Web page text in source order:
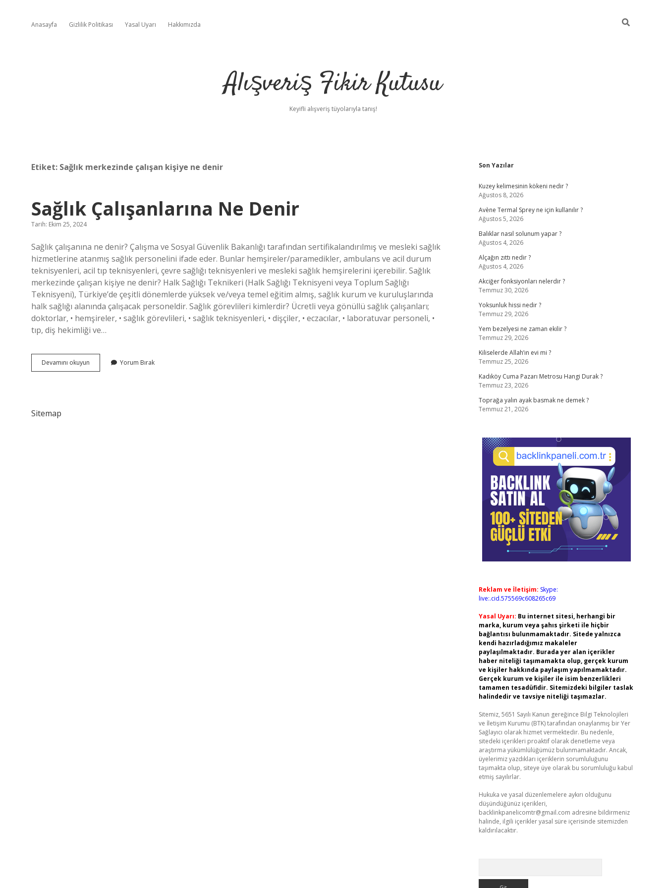
Anasayfa Gizlilik Politikası Yasal Uyarı Hakkımızda
Alışveriş Fikir Kutusu
Keyifli alışveriş tüyolarıyla tanış!
Etiket: Sağlık merkezinde çalışan kişiye ne denir
Sağlık Çalışanlarına Ne Denir
Tarih: Ekim 25, 2024
Sağlık çalışanına ne denir? Çalışma ve Sosyal Güvenlik Bakanlığı tarafından sertifikalandırılmış ve mesleki sağlık
hizmetlerine atanmış sağlık personelini ifade eder. Bunlar hemşireler/paramedikler, ambulans ve acil durum
teknisyenleri, acil tıp teknisyenleri, çevre sağlığı teknisyenleri ve mesleki sağlık hemşirelerini içerebilir. Sağlık
merkezinde çalışan kişiye ne denir? Halk Sağlığı Teknikeri (Halk Sağlığı Teknisyeni veya Toplum Sağlığı
Teknisyeni), Türkiye’de çeşitli dönemlerde yüksek ve/veya temel eğitim almış, sağlık kurum ve kuruluşlarında
halk sağlığı alanında çalışacak personeldir. Sağlık görevlileri kimlerdir? Ücretli veya gönüllü sağlık çalışanları;
doktorlar, • hemşireler, • sağlık görevlileri, • sağlık teknisyenleri, • dişçiler, • eczacılar, • laboratuvar personeli, •
tıp, diş hekimliği ve…
Devamını okuyun
Çalışanlarına
Yorum Bırak
Sitemap
Sidebar
Son Yazılar
Kuzey kelimesinin kökeni nedir ?
Ağustos 8, 2026
Avène Termal Sprey ne için kullanılır ?
Ağustos 5, 2026
Balıklar nasıl solunum yapar ?
Ağustos 4, 2026
Alçağın zıttı nedir ?
Ağustos 4, 2026
Akciğer fonksiyonları nelerdir ?
Temmuz 30, 2026
Yoksunluk hissi nedir ?
Temmuz 29, 2026
Yem bezelyesi ne zaman ekilir ?
Temmuz 29, 2026
Kiliselerde Allah’ın evi mi ?
Temmuz 25, 2026
Kadıköy Cuma Pazarı Metrosu Hangi Durak ?
Temmuz 23, 2026
Toprağa yalın ayak basmak ne demek ?
Temmuz 21, 2026
Reklam ve İletişim: Skype:
live:.cid.575569c608265c69
Yasal Uyarı: Bu internet sitesi, herhangi bir
marka, kurum veya şahıs şirketi ile hiçbir
bağlantısı bulunmamaktadır. Sitede yalnızca
kendi hazırladığımız makaleler
paylaşılmaktadır. Burada yer alan içerikler
haber niteliği taşımamakta olup, gerçek kurum
ve kişiler hakkında paylaşım yapılmamaktadır.
Gerçek kurum ve kişiler ile isim benzerlikleri
tamamen tesadüfidir. Sitemizdeki bilgiler taslak
halindedir ve tavsiye niteliği taşımazlar.
Sitemiz, 5651 Sayılı Kanun gereğince Bilgi Teknolojileri
ve İletişim Kurumu (BTK) tarafından onaylanmış bir Yer
Sağlayıcı olarak hizmet vermektedir. Bu nedenle,
sitedeki içerikleri proaktif olarak denetleme veya
araştırma yükümlülüğümüz bulunmamaktadır. Ancak,
üyelerimiz yazdıkları içeriklerin sorumluluğunu
taşımakta olup, siteye üye olarak bu sorumluluğu kabul
etmiş sayılırlar.
Hukuka ve yasal düzenlemelere aykırı olduğunu
düşündüğünüz içerikleri,
backlinkpanelicomtr@gmail.com adresine bildirmeniz
halinde, ilgili içerikler yasal süre içerisinde sitemizden
kaldırılacaktır.